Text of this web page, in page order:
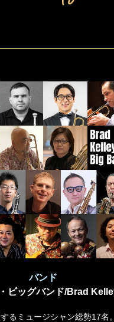
バンド
ビッグバンド/Brad
るミュージシャン総勢17名